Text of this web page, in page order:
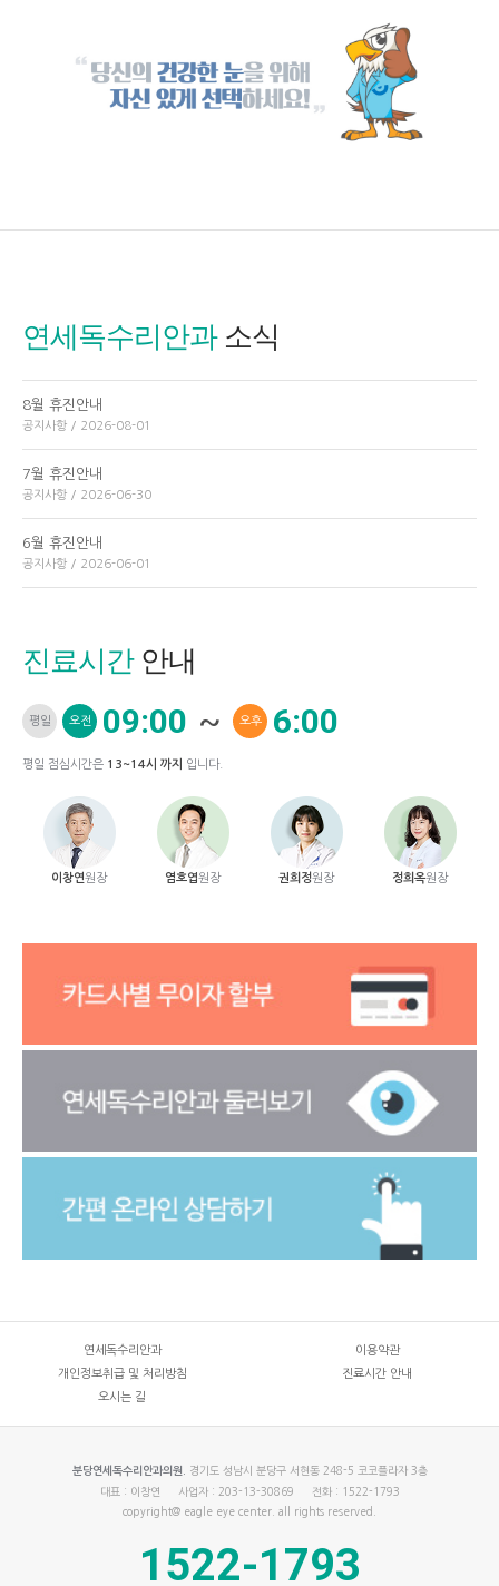
연세독수리안과소식
8월 휴진안내
공지사항 / 2026-08-01
7월 휴진안내
공지사항 / 2026-06-30
6월 휴진안내
공지사항 / 2026-06-01
진료시간안내
평일 오전 09:00 ~ 오후 6:00
평일 점심시간은 13~14시 까지 입니다.
이창연원장 염호엽원장 권희정원장 정희옥원장
연세독수리안과
이용약관
개인정보취급 및 처리방침
진료시간 안내
오시는 길
분당연세독수리안과의원.
경기도 성남시 분당구 서현동 248-5 코코플라자 3층
대표 : 이창연
사업자 : 203-13-30869
전화 : 1522-1793
copyright@ eagle eye center. all rights reserved.
1522-1793